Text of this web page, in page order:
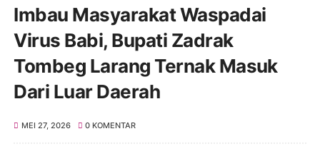
Imbau Masyarakat Waspadai
Virus Babi, Bupati Zadrak
Tombeg Larang Ternak Masuk
Dari Luar Daerah
MEI 27, 2026 0 KOMENTAR